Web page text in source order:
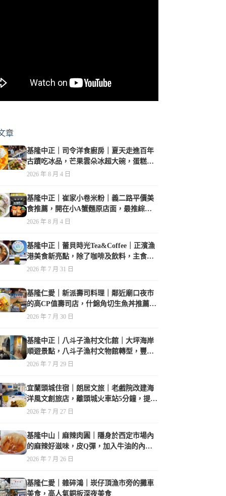
章
基隆中正｜司令洋食廚房｜夏天走進百年
古蹟吃冰品，芒果雲朵冰超大碗，蛋糕、
甜點及炸物都在水準之上
2026 年 8 月 4 日
基隆中正｜崔家小卷米粉｜義二路平價美
食推薦，開在小A蟹麵原店面，最推綜合
海鮮麵
2026 年 8 月 4 日
基隆中正｜蕾貝時光Tea&Coffee｜正濱漁
港美食新亮點，除了咖啡及飲料，主食也
很有特色
2026 年 7 月 31 日
基隆仁愛｜新派壽司料理｜鄰近廟口夜市
的高CP值壽司店，什錦角切生魚丼推薦必
點
2026 年 7 月 30 日
基隆中正｜八斗子漁村文化館｜大坪海岸
順遊景點，八斗子漁村文物館轉型，豐富
的漁業文物，值得走訪
2026 年 7 月 29 日
宜蘭頭城住宿｜朗居文旅｜老戲院改建海
洋風文創旅店，離頭城火車站5分鐘，提供
免費夜間宵夜，親子遊戲空間
2026 年 7 月 27 日
基隆中山｜麻辣肉圓｜隱身於西定市場內
的麻辣好滋味，皮Q彈，加入牛油的內餡
香氣誘人
2026 年 7 月 26 日
基隆仁愛｜雜碎鴻｜崁仔頂漁市旁的攤車
美食，高人氣銅板深夜美食